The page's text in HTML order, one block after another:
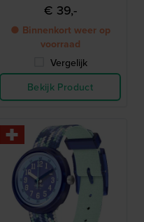
€ 39,-
● Binnenkort weer op
voorraad
Vergelijk
Bekijk Product